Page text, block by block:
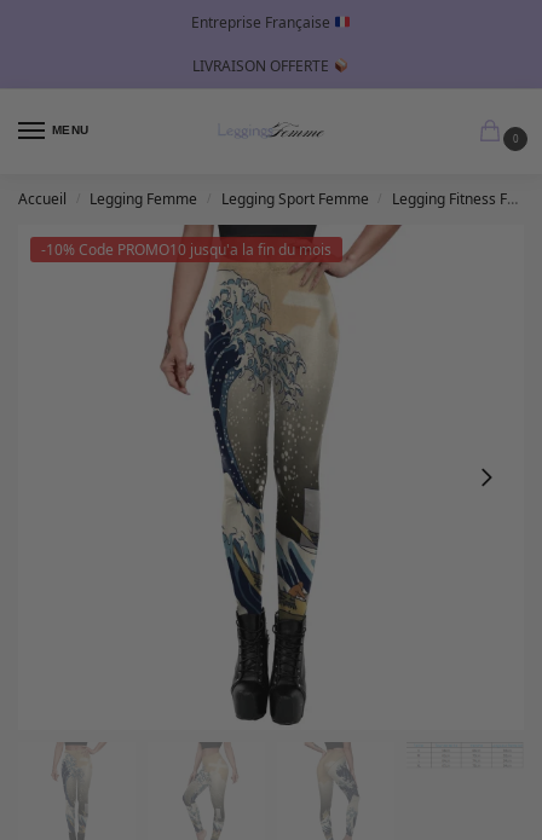
Entreprise Française
LIVRAISON OFFERTE
MENU
0
Accueil Legging Femme Legging Sport Femme Legging Fitness Femme
-10% Code PROMO10 jusqu'a la fin du mois